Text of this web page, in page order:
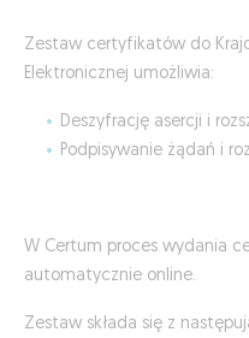
Zestaw certyfikatów do
Elektronicznej umożliwia:
Deszyfrację asercji i
Podpisywanie żądań i
W Certum proces wydania
automatycznie online.
Zestaw składa się z